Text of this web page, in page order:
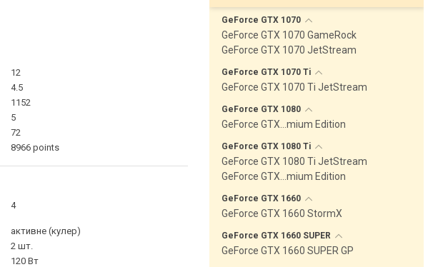
12
4.5
1152
5
72
8966 points
4
активне (кулер)
2 шт.
120 Вт
GeForce GTX 1070
GeForce GTX 1070 GameRock
GeForce GTX 1070 JetStream
GeForce GTX 1070 Ti
GeForce GTX 1070 Ti JetStream
GeForce GTX 1080
GeForce GTX…mium Edition
GeForce GTX 1080 Ti
GeForce GTX 1080 Ti JetStream
GeForce GTX…mium Edition
GeForce GTX 1660
GeForce GTX 1660 StormX
GeForce GTX 1660 SUPER
GeForce GTX 1660 SUPER GP